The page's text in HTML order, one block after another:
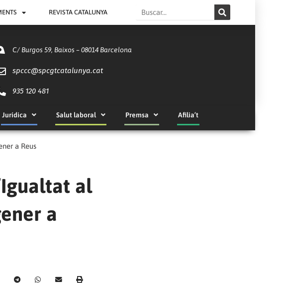
REVISTA CATALUNYA Search
C/ Burgos 59, Baixos – 08014 Barcelona
spccc@spcgtcatalunya.cat
935 120 481
Jurídica Salut laboral Premsa Afilia’t
a Reus
al
a